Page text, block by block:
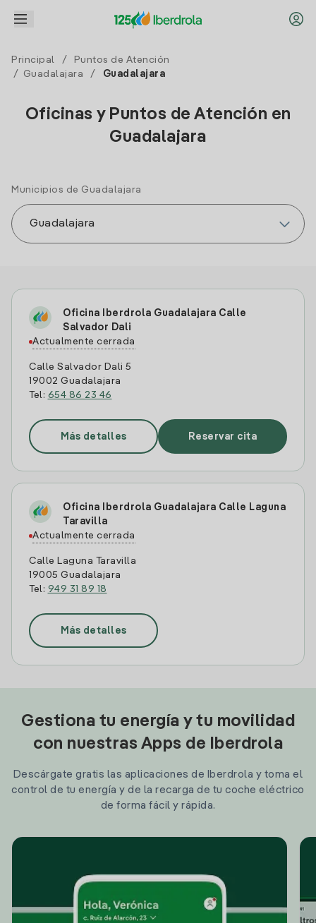
Principal /
Puntos de Atención
/
Guadalajara / Guadalajara
Oficinas y Puntos de Atención en
Guadalajara
Municipios de Guadalajara
Oficina Iberdrola Guadalajara Calle
Salvador Dali
Actualmente cerrada
Calle Salvador Dali 5
19002 Guadalajara
Tel: 654 86 23 46
Más detalles Reservar cita
Oficina Iberdrola Guadalajara Calle Laguna
Taravilla
Actualmente cerrada
Calle Laguna Taravilla
19005 Guadalajara
Tel: 949 31 89 18
Más detalles
Gestiona tu energía y tu movilidad
con nuestras Apps de Iberdrola
Descárgate gratis las aplicaciones de Iberdrola y toma el
control de tu energía y de la recarga de tu coche eléctrico
de forma fácil y rápida.